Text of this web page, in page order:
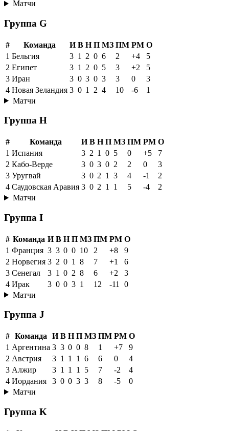
Матчи
Группа G
# Команда И В Н П МЗ ПМ РМ О
1 Бельгия 3 1 2 0 6 2 +4
5
2 Египет 3 1 2 0 5 3 +2
5
3 Иран 3 0 3 0 3 3 0
3
4 Новая Зеландия 3 0 1 2 4 10 -6
1
Матчи
Группа H
# Команда И В Н П МЗ ПМ РМ О
1 Испания 3 2 1 0 5 0 +5
7
2 Кабо-Верде 3 0 3 0 2 2 0
3
3 Уругвай 3 0 2 1 3 4 -1
2
4 Саудовская Аравия 3 0 2 1 1 5 -4
2
Матчи
Группа I
# Команда И В Н П МЗ ПМ РМ О
1 Франция 3 3 0 0 10 2 +8
9
2 Норвегия 3 2 0 1 8 7 +1
6
3 Сенегал 3 1 0 2 8 6 +2
3
4 Ирак 3 0 0 3 1 12 -11
0
Матчи
Группа J
# Команда И В Н П МЗ ПМ РМ О
1 Аргентина 3 3 0 0 8 1 +7
9
2 Австрия 3 1 1 1 6 6 0
4
3 Алжир 3 1 1 1 5 7 -2
4
4 Иордания 3 0 0 3 3 8 -5
0
Матчи
Группа K